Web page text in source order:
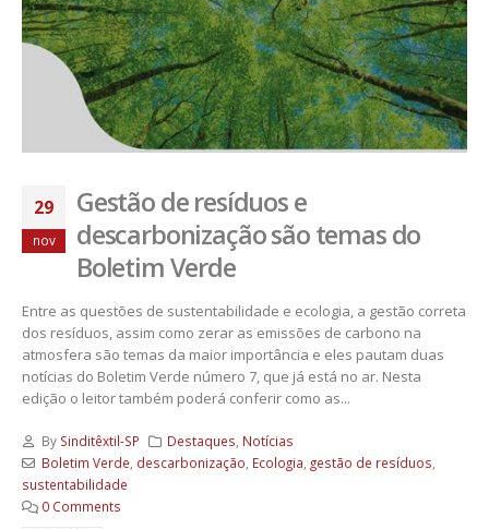
29
nov
Gestão de resíduos e
descarbonização são temas do
Boletim Verde
Entre as questões de sustentabilidade e ecologia, a gestão correta
dos resíduos, assim como zerar as emissões de carbono na
atmosfera são temas da maior importância e eles pautam duas
notícias do Boletim Verde número 7, que já está no ar. Nesta
edição o leitor também poderá conferir como as...
By Sinditêxtil-SP Destaques Notícias
Boletim Verde descarbonização Ecologia gestão de resíduos
sustentabilidade
0 Comments